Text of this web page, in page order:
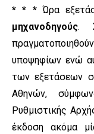
* * *Ώρα
μηχανοδηγούς.
υποψηφίων ενώ
των εξετάσεων
Αθηνών,
Ρυθμιστικής
έκδοση ακόμα